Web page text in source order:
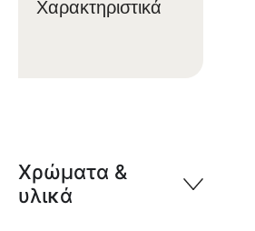
Χαρακτηριστικά
Χρώματα &
υλικά